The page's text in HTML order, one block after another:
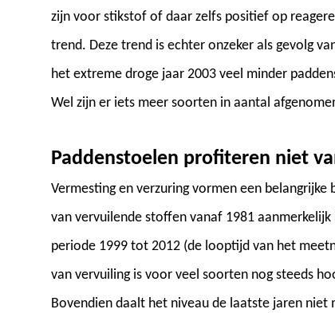
zijn voor stikstof of daar zelfs positief op
trend. Deze trend is echter onzeker als gevolg
het extreme droge jaar 2003 veel minder
Wel zijn er iets meer soorten in aantal
Paddenstoelen profiteren niet
Vermesting en verzuring vormen een
van vervuilende stoffen vanaf 1981
periode 1999 tot 2012 (de looptijd van het
van vervuiling is voor veel soorten nog steeds
Bovendien daalt het niveau de laatste jaren niet